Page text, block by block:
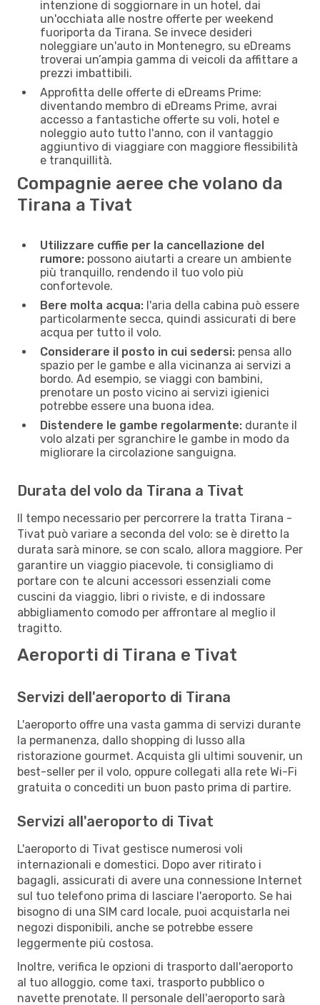
intenzione di soggiornare in un hotel, dai
un'occhiata alle nostre offerte per weekend
fuoriporta da Tirana. Se invece desideri
noleggiare un'auto in Montenegro, su eDreams
troverai un’ampia gamma di veicoli da affittare a
prezzi imbattibili.
Approfitta delle offerte di eDreams Prime:
diventando membro di eDreams Prime, avrai
accesso a fantastiche offerte su voli, hotel e
noleggio auto tutto l'anno, con il vantaggio
aggiuntivo di viaggiare con maggiore flessibilità
e tranquillità.
Compagnie aeree che volano da
Tirana a Tivat
Utilizzare cuffie per la cancellazione del
rumore: possono aiutarti a creare un ambiente
più tranquillo, rendendo il tuo volo più
confortevole.
Bere molta acqua: l'aria della cabina può essere
particolarmente secca, quindi assicurati di bere
acqua per tutto il volo.
Considerare il posto in cui sedersi: pensa allo
spazio per le gambe e alla vicinanza ai servizi a
bordo. Ad esempio, se viaggi con bambini,
prenotare un posto vicino ai servizi igienici
potrebbe essere una buona idea.
Distendere le gambe regolarmente: durante il
volo alzati per sgranchire le gambe in modo da
migliorare la circolazione sanguigna.
Durata del volo da Tirana a Tivat
Il tempo necessario per percorrere la tratta Tirana -
Tivat può variare a seconda del volo: se è diretto la
durata sarà minore, se con scalo, allora maggiore. Per
garantire un viaggio piacevole, ti consigliamo di
portare con te alcuni accessori essenziali come
cuscini da viaggio, libri o riviste, e di indossare
abbigliamento comodo per affrontare al meglio il
tragitto.
Aeroporti di Tirana e Tivat
Servizi dell'aeroporto di Tirana
L'aeroporto offre una vasta gamma di servizi durante
la permanenza, dallo shopping di lusso alla
ristorazione gourmet. Acquista gli ultimi souvenir, un
best-seller per il volo, oppure collegati alla rete Wi-Fi
gratuita o concediti un buon pasto prima di partire.
Servizi all'aeroporto di Tivat
L'aeroporto di Tivat gestisce numerosi voli
internazionali e domestici. Dopo aver ritirato i
bagagli, assicurati di avere una connessione Internet
sul tuo telefono prima di lasciare l'aeroporto. Se hai
bisogno di una SIM card locale, puoi acquistarla nei
negozi disponibili, anche se potrebbe essere
leggermente più costosa.
Inoltre, verifica le opzioni di trasporto dall'aeroporto
al tuo alloggio, come taxi, trasporto pubblico o
navette prenotate. Il personale dell'aeroporto sarà